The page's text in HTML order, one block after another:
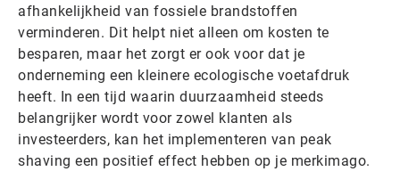
afhankelijkheid van fossiele brandstoffen
verminderen. Dit helpt niet alleen om kosten te
besparen, maar het zorgt er ook voor dat je
onderneming een kleinere ecologische voetafdruk
heeft. In een tijd waarin duurzaamheid steeds
belangrijker wordt voor zowel klanten als
investeerders, kan het implementeren van peak
shaving een positief effect hebben op je merkimago.